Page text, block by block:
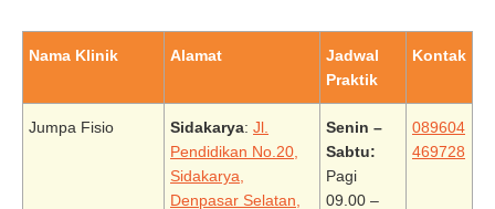
Nama Klinik Alamat
Jadwal
Praktik
Kontak
Jumpa Fisio Sidakarya: Jl.
Pendidikan No.20,
Sidakarya,
Denpasar Selatan,
Senin –
Sabtu:
Pagi
09.00 –
089604
469728